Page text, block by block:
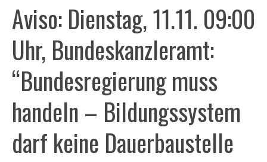
Aviso: Dienstag, 11.11. 09:00
Uhr, Bundeskanzleramt:
“Bundesregierung muss
handeln – Bildungssystem
darf keine Dauerbaustelle